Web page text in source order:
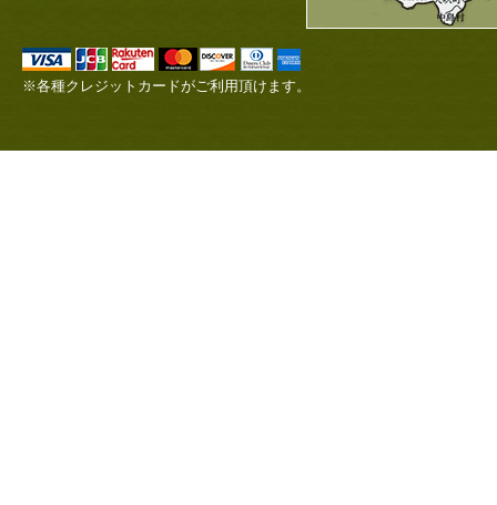
※各種クレジットカードがご利用頂けます。